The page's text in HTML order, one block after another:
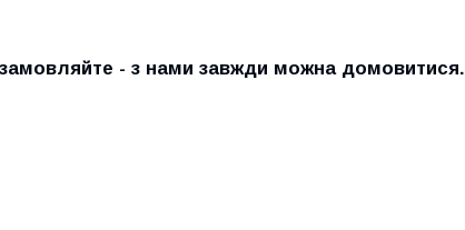
- з нами завжди можна домовитися.